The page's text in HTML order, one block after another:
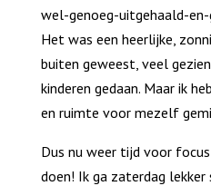
wel-genoeg-uitgehaald-
Het was een heerlijke,
buiten geweest, veel
kinderen gedaan. Maar ik
en ruimte voor mezelf
Dus nu weer tijd voor
doen! Ik ga zaterdag lekker